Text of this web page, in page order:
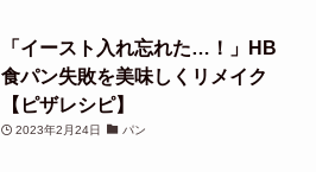
「イースト入れ忘れた…！」HB
食パン失敗を美味しくリメイク
【ピザレシピ】
2023年2月24日 パン